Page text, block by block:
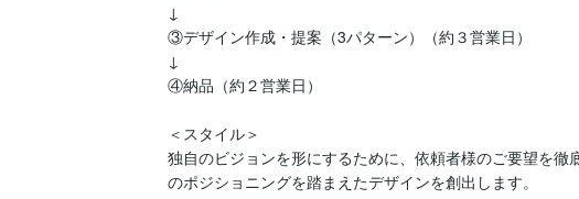
↓
③デザイン作成・提案（3パターン）（約３営業日）
↓
④納品（約２営業日）
＜スタイル＞
独自のビジョンを形にするために、依頼者様のご要望を
のポジショニングを踏まえたデザインを創出します。